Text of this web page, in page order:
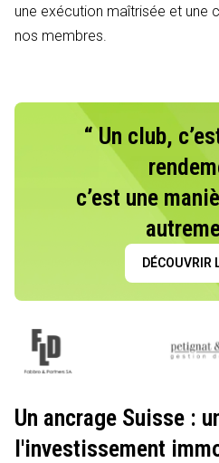
une exécution maîtrisée et une
nos membres.
“ Un club,
c’est une
DÉCOUVRIR
Un ancrage Suisse :
l'investissement